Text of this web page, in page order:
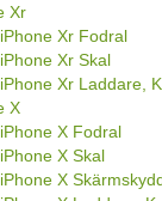
Xr
iPhone Xr Fodral
iPhone Xr Skal
iPhone Xr Laddare,
X
iPhone X Fodral
iPhone X Skal
iPhone X